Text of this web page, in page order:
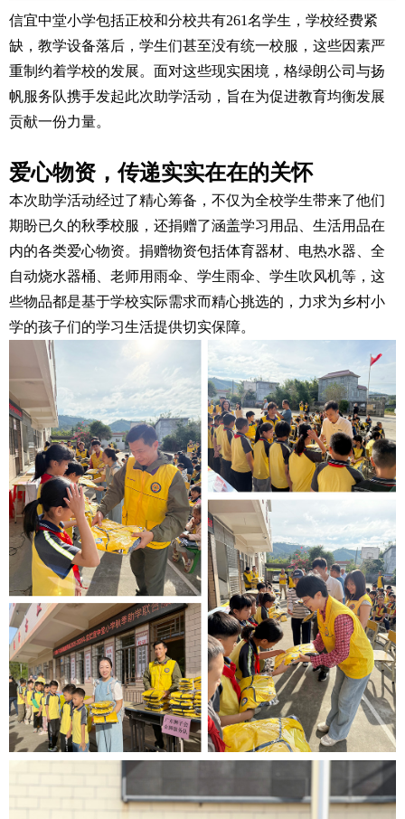
信宜中堂小学包括正校和分校共有261名学生，学校经费紧
缺，教学设备落后，学生们甚至没有统一校服，这些因素严
重制约着学校的发展。面对这些现实困境，格绿朗公司与扬
帆服务队携手发起此次助学活动，旨在为促进教育均衡发展
贡献一份力量。
爱心物资，传递实实在在的关怀
本次助学活动经过了精心筹备，不仅为全校学生带来了他们
期盼已久的秋季校服，还捐赠了涵盖学习用品、生活用品在
内的各类爱心物资。捐赠物资包括体育器材、电热水器、全
自动烧水器桶、老师用雨伞、学生雨伞、学生吹风机等，这
些物品都是基于学校实际需求而精心挑选的，力求为乡村小
学的孩子们的学习生活提供切实保障。